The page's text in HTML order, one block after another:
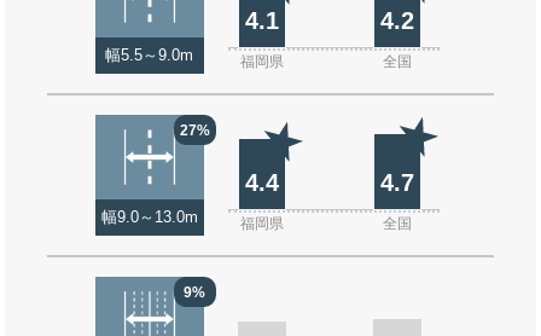
幅5.5～9.0m
4.1 4.2
福岡県 全国
27%
幅9.0～13.0m
4.4 4.7
福岡県 全国
9%